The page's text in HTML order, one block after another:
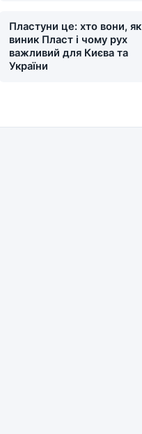
Пластуни це: хто вони, як
виник Пласт і чому рух
важливий для Києва та
України